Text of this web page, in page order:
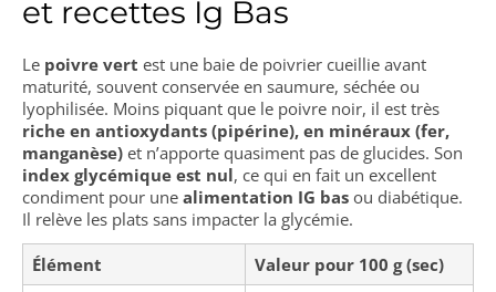
et recettes Ig Bas
Le poivre vert est une baie de poivrier cueillie avant
maturité, souvent conservée en saumure, séchée ou
lyophilisée. Moins piquant que le poivre noir, il est très
riche en antioxydants (pipérine), en minéraux (fer,
manganèse) et n’apporte quasiment pas de glucides. Son
index glycémique est nul, ce qui en fait un excellent
condiment pour une alimentation IG bas ou diabétique.
Il relève les plats sans impacter la glycémie.
Élément
Valeur pour 100 g (sec)